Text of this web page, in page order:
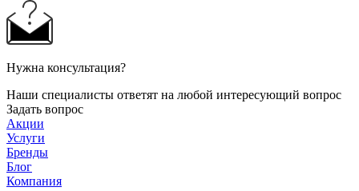
Нужна консультация?
Наши специалисты ответят на любой интересующий вопрос
Задать вопрос
Акции
Услуги
Бренды
Блог
Компания